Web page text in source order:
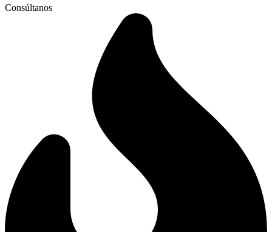
Consúltanos